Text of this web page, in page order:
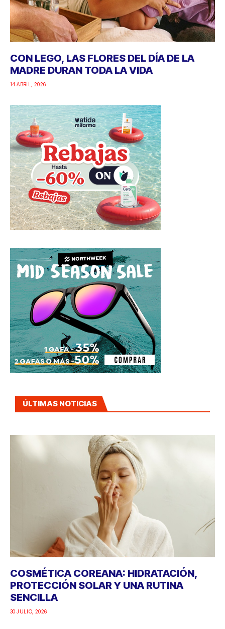
CON LEGO, LAS FLORES DEL DÍA DE LA
MADRE DURAN TODA LA VIDA
14 ABRIL, 2026
ÚLTIMAS NOTICIAS
COSMÉTICA COREANA: HIDRATACIÓN,
PROTECCIÓN SOLAR Y UNA RUTINA
SENCILLA
30 JULIO, 2026